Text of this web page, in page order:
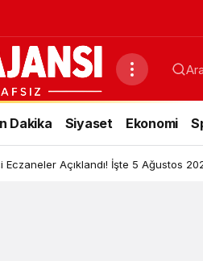
Dakika Siyaset Ekonomi
Eczaneler Açıklandı! İşte 5 Ağustos